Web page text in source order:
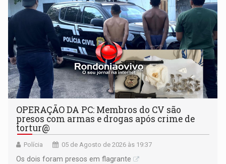
OPERAÇÃO DA PC: Membros do CV são
presos com armas e drogas após crime de
tortur@
Polícia 05 de Agosto de 2026 às 19:37
Os dois foram presos em flagrante